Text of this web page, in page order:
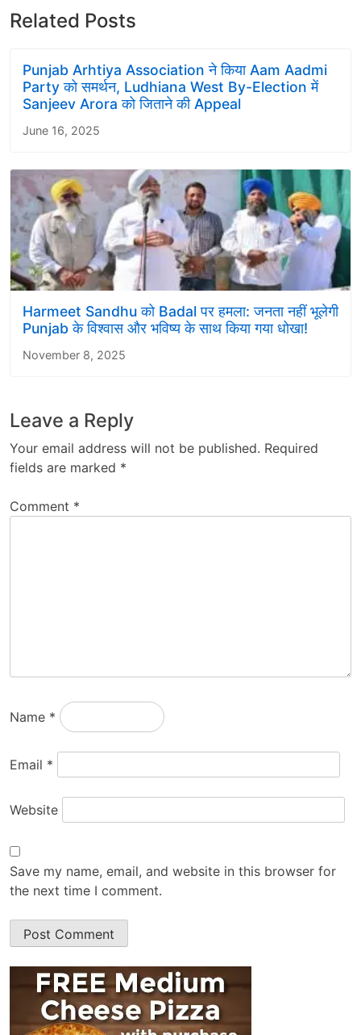
Related Posts
Punjab Arhtiya Association ने किया Aam Aadmi
Party को समर्थन, Ludhiana West By-Election में
Sanjeev Arora को जिताने की Appeal
June 16, 2025
Harmeet Sandhu को Badal पर हमला: जनता नहीं भूलेगी
Punjab के विश्वास और भविष्य के साथ किया गया धोखा!
November 8, 2025
Leave a Reply
Your email address will not be published. Required
fields are marked *
Comment *
Name *
Email *
Website
Save my name, email, and website in this browser for
the next time I comment.